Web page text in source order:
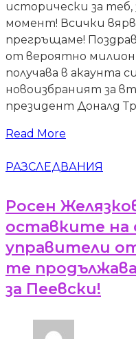
исторически за теб,
момент! Всички
прегръщаме!
от вероятно
получава в акаунта
новоизбраният за
президент Доналд
Read More
РАЗСЛЕДВАНИЯ
Росен
оставките на
управители
те
за Пеевски!